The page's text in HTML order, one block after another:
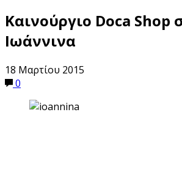
Καινούργιο Doca Shop
Ιωάννινα
18 Μαρτίου 2015
0